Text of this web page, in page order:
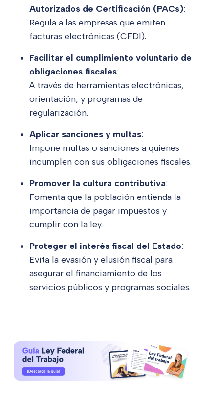
Autorizados de Certificación (PACs):
Regula a las empresas que emiten
facturas electrónicas (CFDI).
Facilitar el cumplimiento voluntario de
obligaciones fiscales:
A través de herramientas electrónicas,
orientación, y programas de
regularización.
Aplicar sanciones y multas:
Impone multas o sanciones a quienes
incumplen con sus obligaciones fiscales.
Promover la cultura contributiva:
Fomenta que la población entienda la
importancia de pagar impuestos y
cumplir con la ley.
Proteger el interés fiscal del Estado:
Evita la evasión y elusión fiscal para
asegurar el financiamiento de los
servicios públicos y programas sociales.